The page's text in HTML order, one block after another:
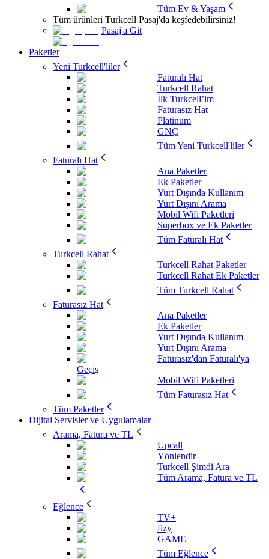
Tüm Ev & Yaşam
Tüm ürünleri Turkcell Pasaj'da keşfedebilirsiniz!
Pasaj'a Git
Paketler
Yeni Turkcell'liler
Faturalı Hat
Turkcell Rahat
İlk Turkcell’im
Faturasız Hat
Platinum
GNÇ
Tüm Yeni Turkcell'liler
Faturalı Hat
Ana Paketler
Ek Paketler
Yurt Dışında Kullanım
Yurt Dışını Arama
Mobil Wifi Paketleri
Superbox ve Ek Paketler
Tüm Faturalı Hat
Turkcell Rahat
Turkcell Rahat Paketler
Turkcell Rahat Ek Paketler
Tüm Turkcell Rahat
Faturasız Hat
Ana Paketler
Ek Paketler
Yurt Dışında Kullanım
Yurt Dışını Arama
Faturasız'dan Faturalı'ya
Geçiş
Mobil Wifi Paketleri
Tüm Faturasız Hat
Tüm Paketler
Dijital Servisler ve Uygulamalar
Arama, Fatura ve TL
Upcall
Yönlendir
Turkcell Şimdi Ara
Tüm Arama, Fatura ve TL
Eğlence
TV+
fizy
GAME+
Tüm Eğlence